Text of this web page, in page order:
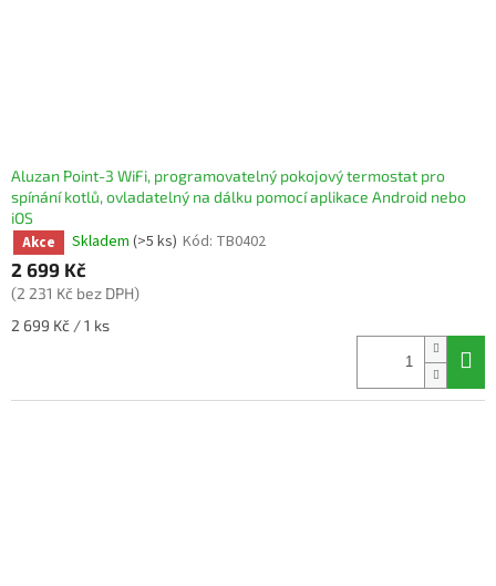
Aluzan Point-3 WiFi, programovatelný pokojový termostat pro
spínání kotlů, ovladatelný na dálku pomocí aplikace Android nebo
iOS
Akce Skladem (>5 ks) Kód: TB0402
2 699 Kč
(2 231 Kč bez DPH)
Měrná
2 699 Kč / 1 ks